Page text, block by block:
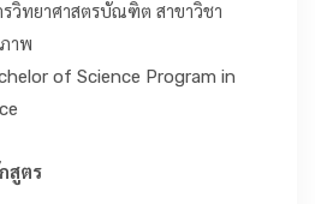
วิทยาศาสตรบัณฑิต สาขาวิชา
าพ
of Science Program in
สูตร